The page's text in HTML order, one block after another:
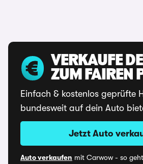
VERKAUFE
ZUM FAIREN
Einfach & kostenlos geprüfte
bundesweit auf dein Auto
Jetzt Auto
Auto verkaufen mit Carwow - so